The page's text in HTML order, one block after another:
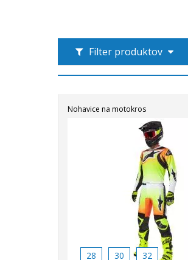
Filter produktov
Nohavice na motokros
28 30 32